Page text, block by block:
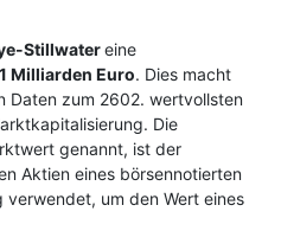
Stillwatereine
Milliarden Euro. Dies macht
Daten zum 2602. wertvollsten
Die
genannt, ist der
Aktien eines börsennotierten
um den Wert eines